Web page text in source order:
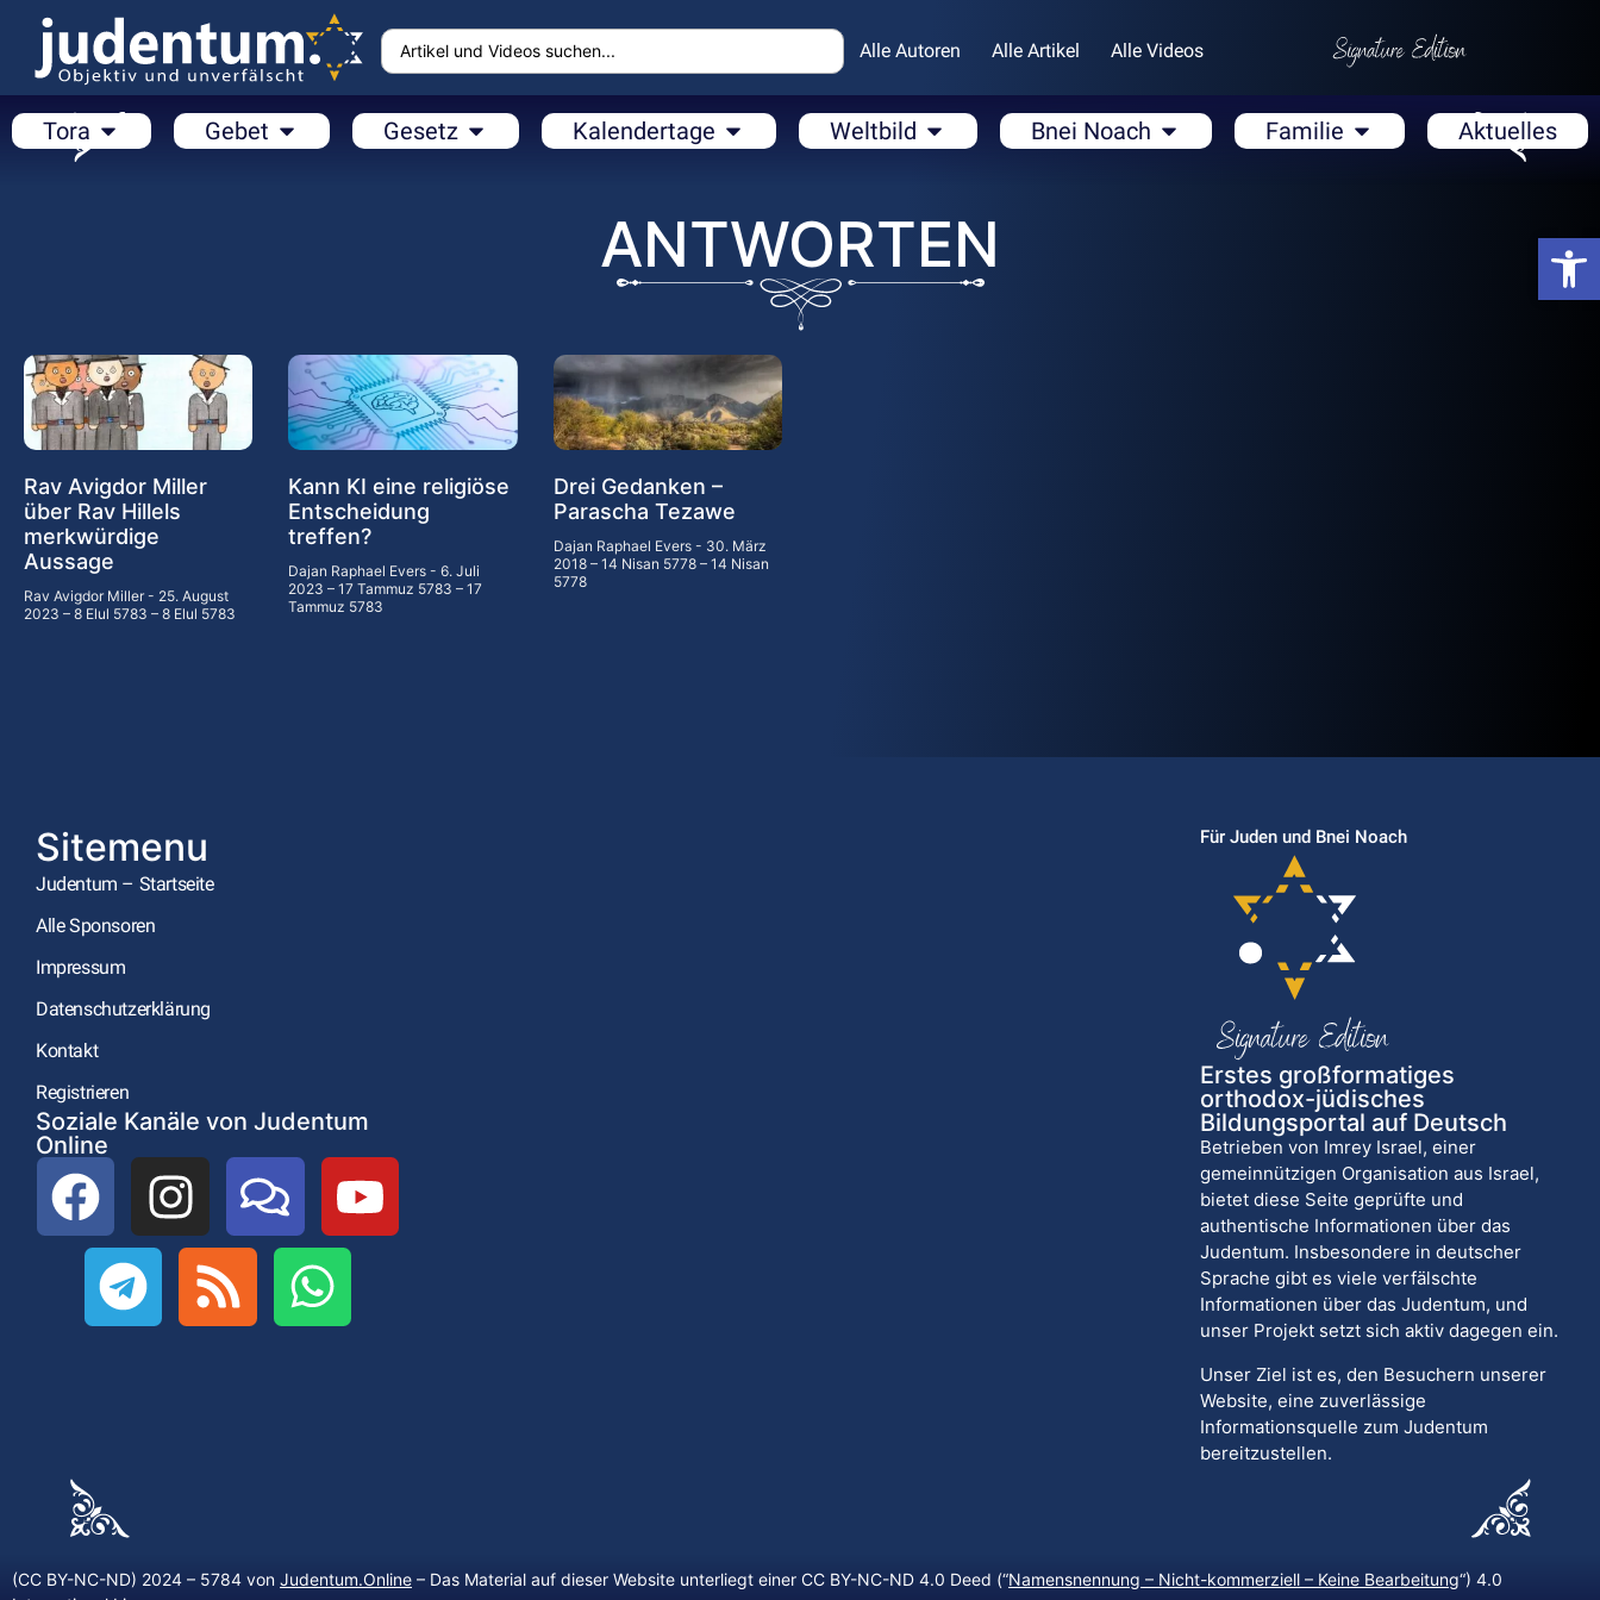
Alle Autoren Alle Artikel Alle Videos
Tora Gebet Gesetz Kalendertage Weltbild Bnei Noach Familie Aktuelles
ANTWORTEN
Rav Avigdor Miller
über Rav Hillels
merkwürdige
Aussage
Rav Avigdor Miller
25. August
2023 – 8 Elul 5783 – 8 Elul 5783
Kann KI eine religiöse
Entscheidung
treffen?
Dajan Raphael Evers 6. Juli
2023 – 17 Tammuz 5783 – 17
Tammuz 5783
Drei Gedanken –
Parascha Tezawe
Dajan Raphael Evers
30. März
2018 – 14 Nisan 5778 – 14 Nisan
5778
Sitemenu
Judentum – Startseite
Alle Sponsoren
Impressum
Datenschutzerklärung
Kontakt
Registrieren
Soziale Kanäle von Judentum
Online
Für Juden und Bnei Noach
Erstes großformatiges
orthodox-jüdisches
Bildungsportal auf Deutsch
Betrieben von Imrey Israel, einer
gemeinnützigen Organisation aus Israel,
bietet diese Seite geprüfte und
authentische Informationen über das
Judentum. Insbesondere in deutscher
Sprache gibt es viele verfälschte
Informationen über das Judentum, und
unser Projekt setzt sich aktiv dagegen ein.
Unser Ziel ist es, den Besuchern unserer
Website, eine zuverlässige
Informationsquelle zum Judentum
bereitzustellen.
(CC BY-NC-ND) 2024 – 5784 von Judentum.Online – Das Material auf dieser Website unterliegt einer CC BY-NC-ND 4.0 Deed (“Namensnennung – Nicht-kommerziell – Keine Bearbeitung“) 4.0